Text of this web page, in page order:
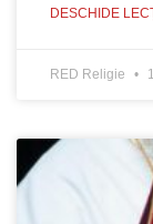
DESCHIDE
RED Religie